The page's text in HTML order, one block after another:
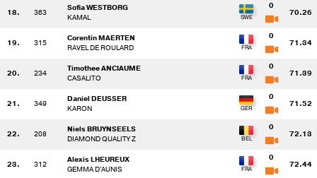
18. 363
Sofia WESTBORG
KAMAL
0
70.26
19. 315
Corentin MAERTEN
RAVEL DE ROULARD
0
71.34
20. 234
Timothee ANCIAUME
CASALITO
0
71.39
21. 349
Daniel DEUSSER
KARON
0
71.52
22. 208
Niels BRUYNSEELS
DIAMOND QUALITY Z
0
72.13
23. 312
Alexis LHEUREUX
GEMMA D'AUNIS
0
72.44